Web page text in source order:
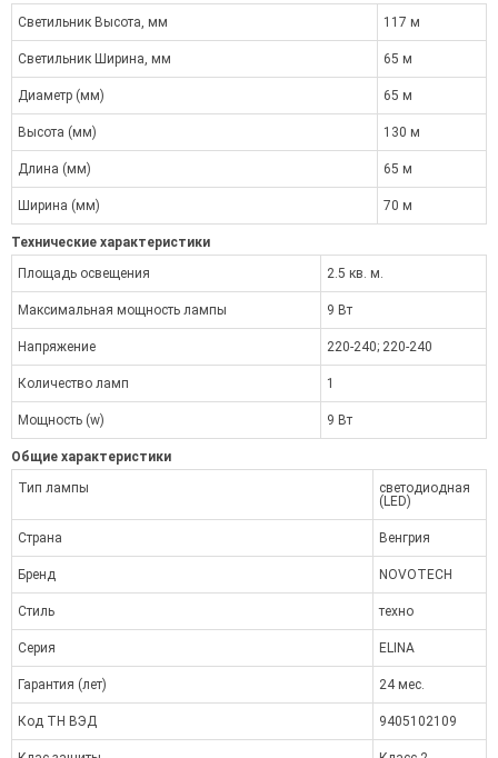
Светильник Высота, мм
117 м
Светильник Ширина, мм 65 м
Диаметр (мм) 65 м
Высота (мм) 130 м
Длина (мм) 65 м
Ширина (мм) 70 м
Технические характеристики
Площадь освещения
2.5 кв. м.
Максимальная мощность лампы 9 Вт
Напряжение 220-240; 220-240
Количество ламп 1
Мощность (w) 9 Вт
Общие характеристики
Тип лампы
светодиодная
(LED)
Страна Венгрия
Бренд NOVOTECH
Стиль техно
Серия ELINA
Гарантия (лет) 24 мес.
Код ТН ВЭД 9405102109